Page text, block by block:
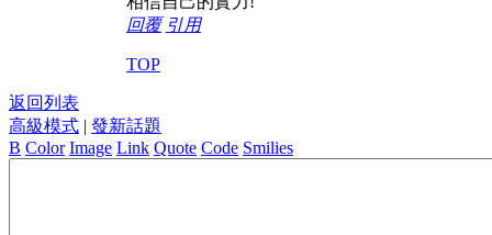
回覆 引用
TOP
返回列表
高級模式 | 發新話題
B Color Image Link Quote Code Smilies